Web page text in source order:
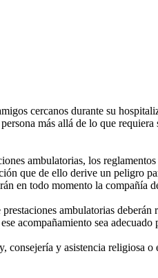
cercanos durante su
más allá de lo que
ambulatorias, los
que de ello derive un peligro
en todo momento la compañía
ambulatorias
acompañamiento sea
consejería y asistencia religiosa o